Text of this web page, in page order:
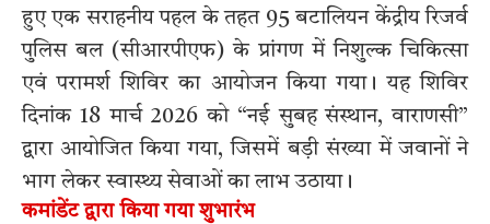
हुए एक सराहनीय पहल के तहत 95 बटालियन केंद्रीय रिजर्व
पुलिस बल (सीआरपीएफ) के प्रांगण में निशुल्क चिकित्सा
एवं परामर्श शिविर का आयोजन किया गया। यह शिविर
दिनांक 18 मार्च 2026 को “नई सुबह संस्थान, वाराणसी”
द्वारा आयोजित किया गया, जिसमें बड़ी संख्या में जवानों ने
भाग लेकर स्वास्थ्य सेवाओं का लाभ उठाया।
कमांडेंट द्वारा किया गया शुभारंभ